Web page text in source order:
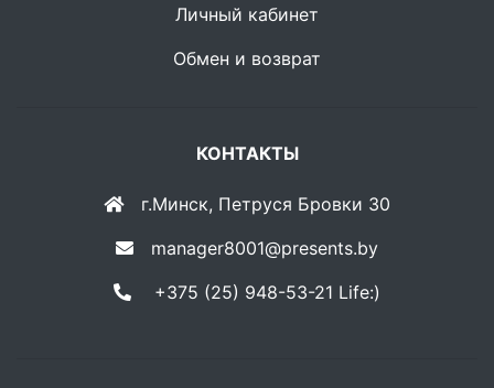
Личный кабинет
Обмен и возврат
КОНТАКТЫ
г.Минск, Петруся Бровки 30
manager8001@presents.by
+375 (25) 948-53-21 Life:)